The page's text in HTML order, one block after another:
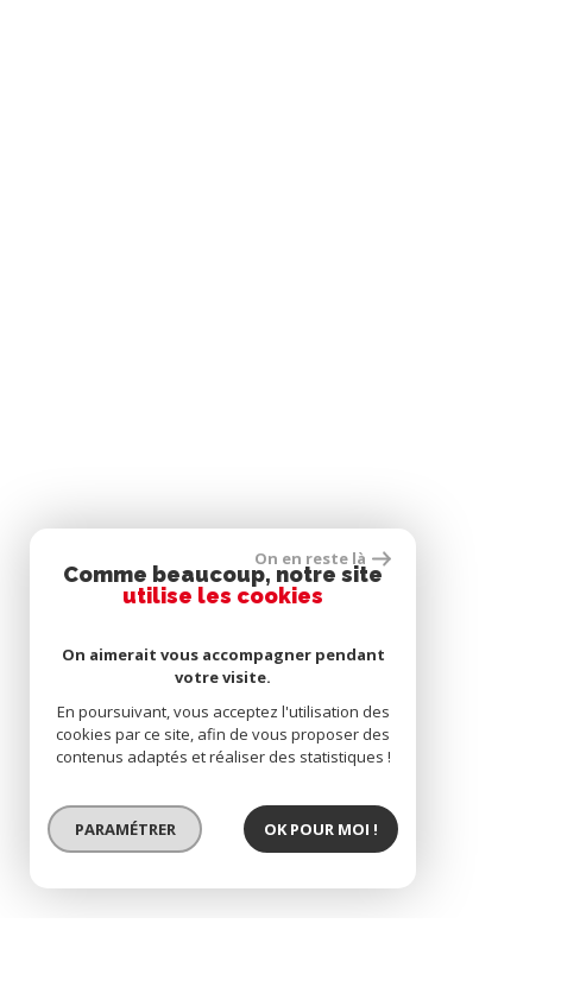
On en reste là
Comme beaucoup, notre site
utilise les cookies
On aimerait vous accompagner pendant
votre visite.
En poursuivant, vous acceptez l'utilisation des
cookies par ce site, afin de vous proposer des
contenus adaptés et réaliser des statistiques !
PARAMÉTRER OK POUR MOI !